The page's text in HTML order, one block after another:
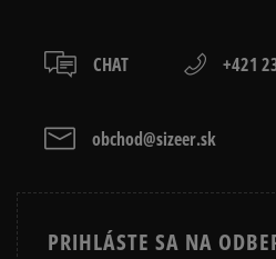
osobné prevzatie v predajni.
Dostupné spôsoby platby:
kartou,
CHAT +421
obchod@sizeer.sk
PRIHLÁSTE SA NA